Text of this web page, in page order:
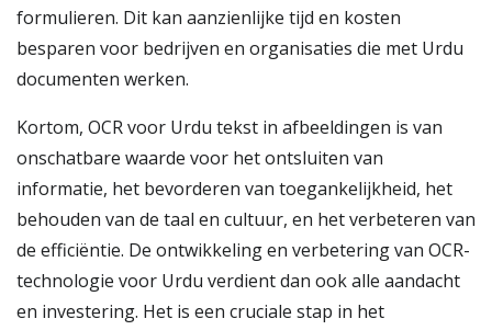
formulieren. Dit kan aanzienlijke tijd en kosten
besparen voor bedrijven en organisaties die met Urdu
documenten werken.
Kortom, OCR voor Urdu tekst in afbeeldingen is van
onschatbare waarde voor het ontsluiten van
informatie, het bevorderen van toegankelijkheid, het
behouden van de taal en cultuur, en het verbeteren van
de efficiëntie. De ontwikkeling en verbetering van OCR-
technologie voor Urdu verdient dan ook alle aandacht
en investering. Het is een cruciale stap in het